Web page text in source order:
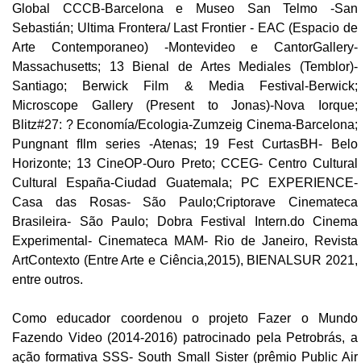
Global CCCB-Barcelona e Museo San Telmo -San
Sebastián; Ultima Frontera/ Last Frontier - EAC (Espacio de
Arte Contemporaneo) -Montevideo e CantorGallery-
Massachusetts; 13 Bienal de Artes Mediales (Temblor)-
Santiago; Berwick Film & Media Festival-Berwick;
Microscope Gallery (Present to Jonas)-Nova Iorque;
Blitz#27: ? Economía/Ecologia-Zumzeig Cinema-Barcelona;
Pungnant fIlm series -Atenas; 19 Fest CurtasBH- Belo
Horizonte; 13 CineOP-Ouro Preto; CCEG- Centro Cultural
Cultural España-Ciudad Guatemala; PC EXPERIENCE-
Casa das Rosas- São Paulo;Criptorave Cinemateca
Brasileira- São Paulo; Dobra Festival Intern.do Cinema
Experimental- Cinemateca MAM- Rio de Janeiro, Revista
ArtContexto (Entre Arte e Ciência,2015), BIENALSUR 2021,
entre outros.
Como educador coordenou o projeto Fazer o Mundo
Fazendo Video (2014-2016) patrocinado pela Petrobrás, a
ação formativa SSS- South Small Sister (prêmio Public Air